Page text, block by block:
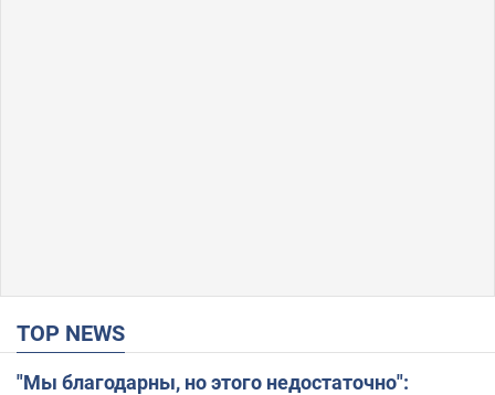
TOP NEWS
"Мы благодарны, но этого недостаточно":